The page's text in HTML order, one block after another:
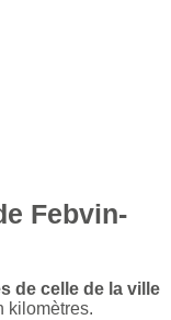
Febvin-
de celle de la ville
kilomètres.